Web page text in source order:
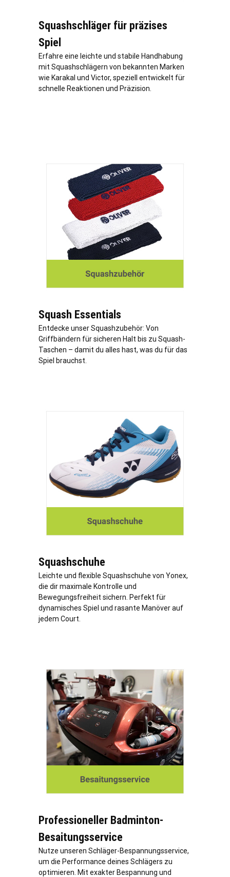
Squashschläger für präzises
Spiel
Erfahre eine leichte und stabile Handhabung
mit Squashschlägern von bekannten Marken
wie Karakal und Victor, speziell entwickelt für
schnelle Reaktionen und Präzision.
Squash Essentials
Entdecke unser Squashzubehör: Von
Griffbändern für sicheren Halt bis zu Squash-
Taschen – damit du alles hast, was du für das
Spiel brauchst.
Squashschuhe
Leichte und flexible Squashschuhe von Yonex,
die dir maximale Kontrolle und
Bewegungsfreiheit sichern. Perfekt für
dynamisches Spiel und rasante Manöver auf
jedem Court.
Professioneller Badminton-
Besaitungsservice
Nutze unseren Schläger-Bespannungsservice,
um die Performance deines Schlägers zu
optimieren. Mit exakter Bespannung und